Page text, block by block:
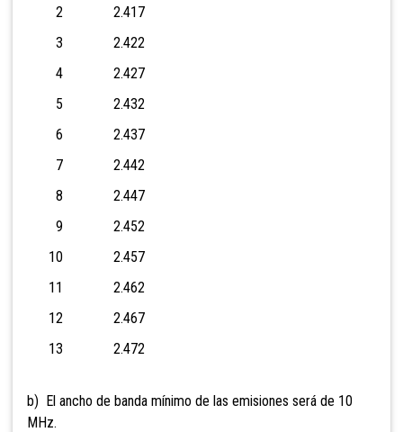
2 2.417
3 2.422
4 2.427
5 2.432
6 2.437
7 2.442
8 2.447
9 2.452
10 2.457
11 2.462
12 2.467
13 2.472
b) El ancho de banda mínimo de las emisiones será de 10
MHz.